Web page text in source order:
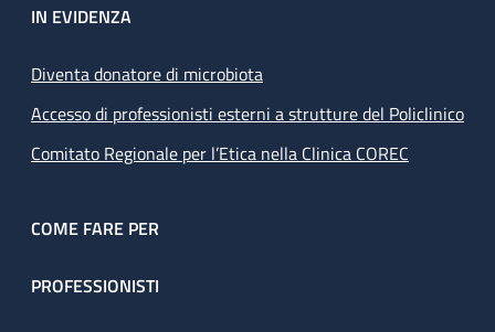
IN EVIDENZA
Diventa donatore di microbiota
Accesso di professionisti esterni a strutture del Policlinico
Comitato Regionale per l’Etica nella Clinica COREC
COME FARE PER
PROFESSIONISTI